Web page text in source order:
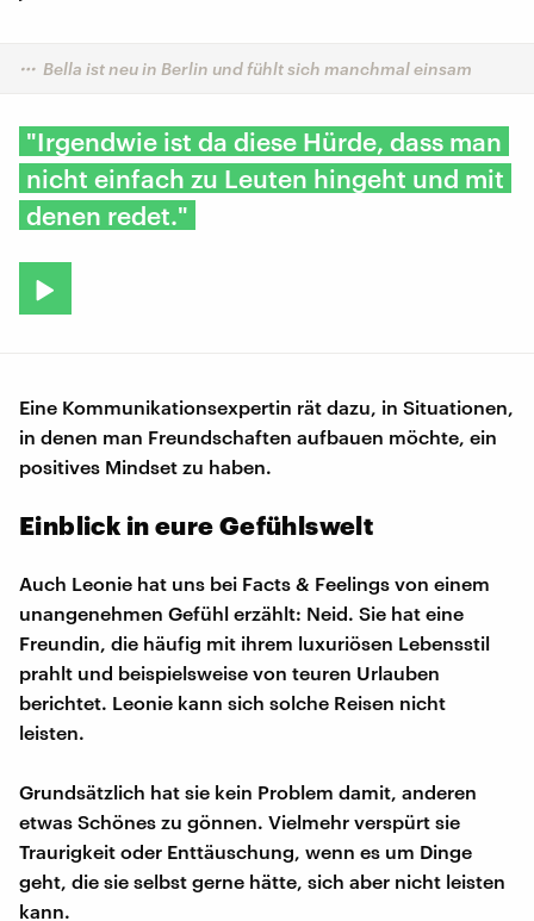
Bella ist neu in Berlin und fühlt sich manchmal einsam
"Irgendwie ist da diese Hürde, dass man
nicht einfach zu Leuten hingeht und mit
denen redet."
Eine Kommunikationsexpertin rät dazu, in Situationen,
in denen man Freundschaften aufbauen möchte, ein
positives Mindset zu haben.
Einblick in eure Gefühlswelt
Auch Leonie hat uns bei Facts & Feelings von einem
unangenehmen Gefühl erzählt: Neid. Sie hat eine
Freundin, die häufig mit ihrem luxuriösen Lebensstil
prahlt und beispielsweise von teuren Urlauben
berichtet. Leonie kann sich solche Reisen nicht
leisten.
Grundsätzlich hat sie kein Problem damit, anderen
etwas Schönes zu gönnen. Vielmehr verspürt sie
Traurigkeit oder Enttäuschung, wenn es um Dinge
geht, die sie selbst gerne hätte, sich aber nicht leisten
kann.